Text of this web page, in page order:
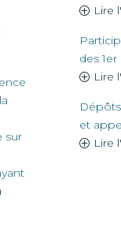
sur
Lire
des
Lire
et
Lire